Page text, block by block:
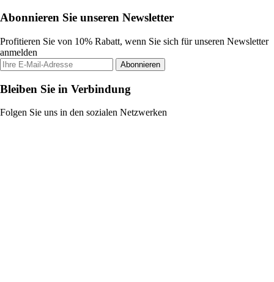
Abonnieren Sie unseren Newsletter
Profitieren Sie von 10% Rabatt, wenn Sie sich für unseren Newsletter
anmelden
Abonnieren
Bleiben Sie in Verbindung
Folgen Sie uns in den sozialen Netzwerken